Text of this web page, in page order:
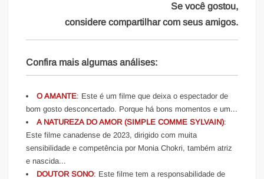
Se você gostou,
considere compartilhar com seus amigos.
Confira mais algumas análises:
O AMANTE: Este é um filme que deixa o espectador de
bom gosto desconcertado. Porque há bons momentos e um...
A NATUREZA DO AMOR (SIMPLE COMME SYLVAIN):
Este filme canadense de 2023, dirigido com muita
sensibilidade e competência por Monia Chokri, também atriz
e nascida...
DOUTOR SONO: Este filme tem a responsabilidade de